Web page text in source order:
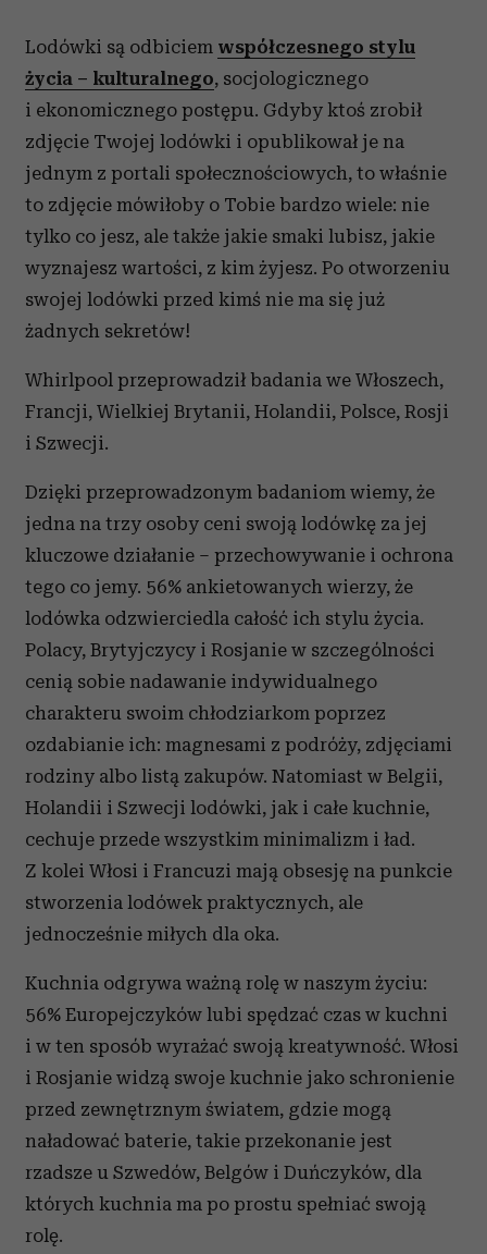
Lodówki są odbiciem współczesnego stylu
życia – kulturalnego, socjologicznego
i ekonomicznego postępu. Gdyby ktoś zrobił
zdjęcie Twojej lodówki i opublikował je na
jednym z portali społecznościowych, to właśnie
to zdjęcie mówiłoby o Tobie bardzo wiele: nie
tylko co jesz, ale także jakie smaki lubisz, jakie
wyznajesz wartości, z kim żyjesz. Po otworzeniu
swojej lodówki przed kimś nie ma się już
żadnych sekretów!
Whirlpool przeprowadził badania we Włoszech,
Francji, Wielkiej Brytanii, Holandii, Polsce, Rosji
i Szwecji.
Dzięki przeprowadzonym badaniom wiemy, że
jedna na trzy osoby ceni swoją lodówkę za jej
kluczowe działanie – przechowywanie i ochrona
tego co jemy. 56% ankietowanych wierzy, że
lodówka odzwierciedla całość ich stylu życia.
Polacy, Brytyjczycy i Rosjanie w szczególności
cenią sobie nadawanie indywidualnego
charakteru swoim chłodziarkom poprzez
ozdabianie ich: magnesami z podróży, zdjęciami
rodziny albo listą zakupów. Natomiast w Belgii,
Holandii i Szwecji lodówki, jak i całe kuchnie,
cechuje przede wszystkim minimalizm i ład.
Z kolei Włosi i Francuzi mają obsesję na punkcie
stworzenia lodówek praktycznych, ale
jednocześnie miłych dla oka.
Kuchnia odgrywa ważną rolę w naszym życiu:
56% Europejczyków lubi spędzać czas w kuchni
i w ten sposób wyrażać swoją kreatywność. Włosi
i Rosjanie widzą swoje kuchnie jako schronienie
przed zewnętrznym światem, gdzie mogą
naładować baterie, takie przekonanie jest
rzadsze u Szwedów, Belgów i Duńczyków, dla
których kuchnia ma po prostu spełniać swoją
rolę.